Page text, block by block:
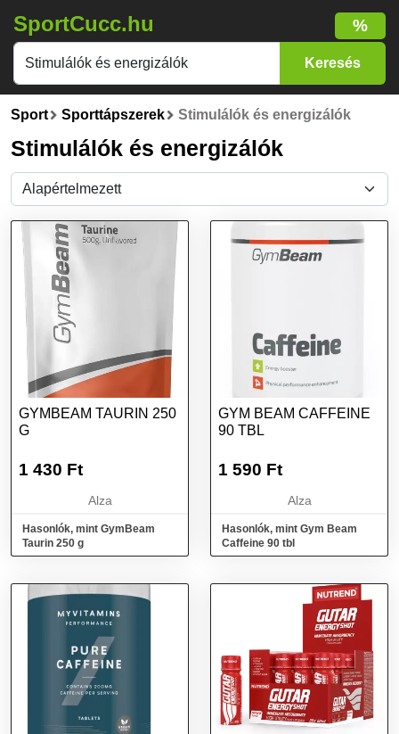
SportCucc.hu %
Sport Sporttápszerek Stimulálók és energizálók
Stimulálók és energizálók
GYMBEAM TAURIN 250
G
1 430 Ft
Alza
Hasonlók, mint GymBeam
Taurin 250 g
GYM BEAM CAFFEINE
90 TBL
1 590 Ft
Alza
Hasonlók, mint Gym Beam
Caffeine 90 tbl